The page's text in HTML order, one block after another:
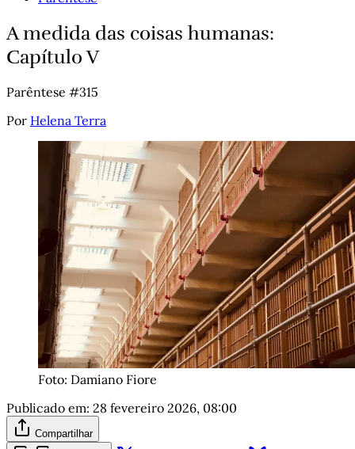
A medida das coisas humanas:
Capítulo V
Parêntese #315
Por Helena Terra
Foto: Damiano Fiore
Publicado em: 28 fevereiro 2026, 08:00
Compartilhar